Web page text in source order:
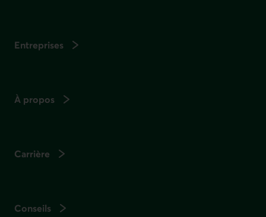
Entreprises
À propos
Carrière
Conseils